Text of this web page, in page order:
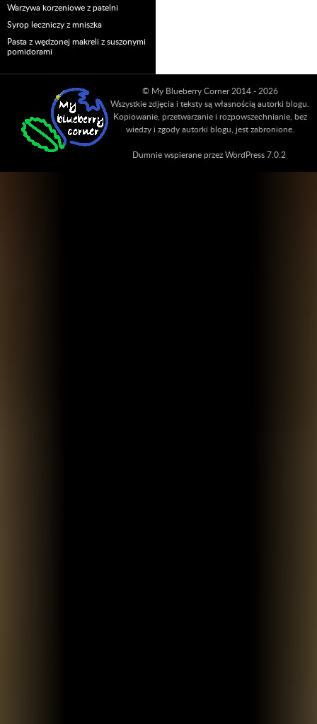
Warzywa korzeniowe z patelni
Syrop leczniczy z mniszka
Pasta z wędzonej makreli z suszonymi
pomidorami
© My Blueberry Corner 2014 - 2026
Wszystkie zdjęcia i teksty są własnością autorki blogu.
Kopiowanie, przetwarzanie i rozpowszechnianie, bez
wiedzy i zgody autorki blogu, jest zabronione.
Dumnie wspierane przez WordPress 7.0.2